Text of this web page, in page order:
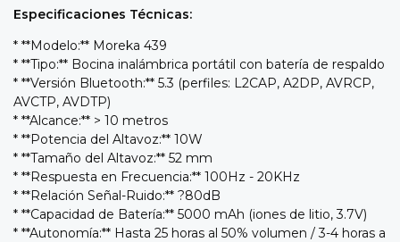
Especificaciones Técnicas:
* **Modelo:** Moreka 439
* **Tipo:** Bocina inalámbrica portátil con batería de respaldo
* **Versión Bluetooth:** 5.3 (perfiles: L2CAP, A2DP, AVRCP,
AVCTP, AVDTP)
* **Alcance:** > 10 metros
* **Potencia del Altavoz:** 10W
* **Tamaño del Altavoz:** 52 mm
* **Respuesta en Frecuencia:** 100Hz - 20KHz
* **Relación Señal-Ruido:** ?80dB
* **Capacidad de Batería:** 5000 mAh (iones de litio, 3.7V)
* **Autonomía:** Hasta 25 horas al 50% volumen / 3-4 horas a